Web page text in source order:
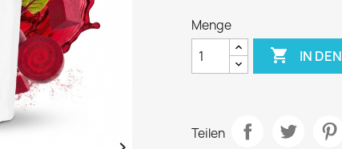
Menge
 IN
Teilen